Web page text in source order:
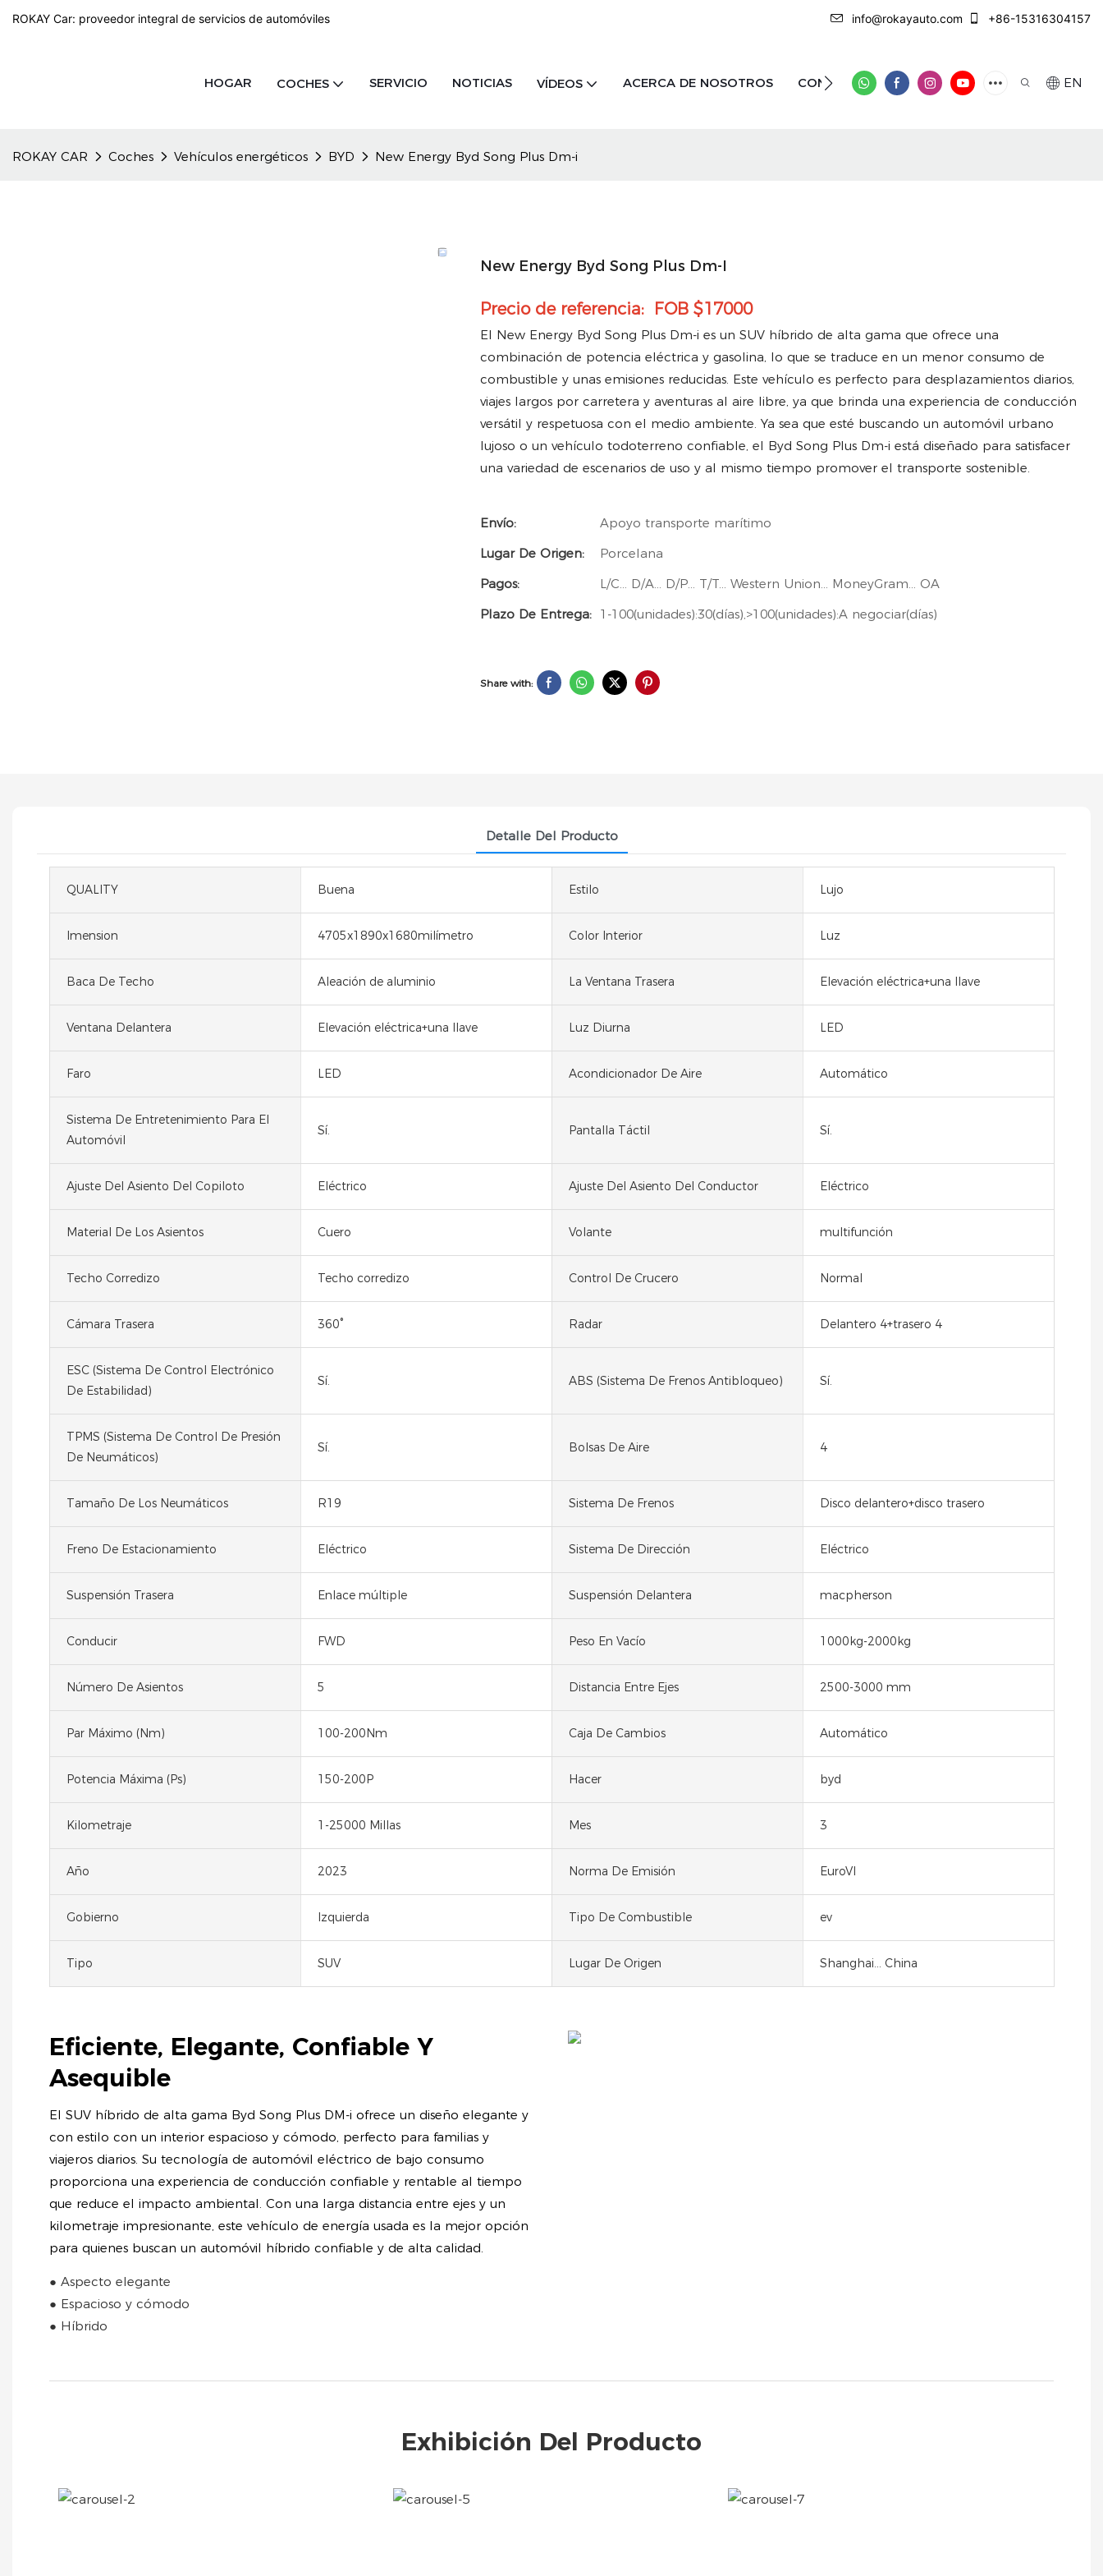
ROKAY Car: proveedor integral de servicios de automóviles info@rokayauto.com +86-15316304157
HOGAR COCHES SERVICIO NOTICIAS VÍDEOS ACERCA DE NOSOTROS CONTÁCTENOS EN
ROKAY CAR Coches Vehículos energéticos BYD New Energy Byd Song Plus Dm-i
New Energy Byd Song Plus Dm-I
Precio de referencia: FOB $17000
El New Energy Byd Song Plus Dm-i es un SUV híbrido de alta gama que ofrece una
combinación de potencia eléctrica y gasolina, lo que se traduce en un menor consumo de
combustible y unas emisiones reducidas. Este vehículo es perfecto para desplazamientos diarios,
viajes largos por carretera y aventuras al aire libre, ya que brinda una experiencia de conducción
versátil y respetuosa con el medio ambiente. Ya sea que esté buscando un automóvil urbano
lujoso o un vehículo todoterreno confiable, el Byd Song Plus Dm-i está diseñado para satisfacer
una variedad de escenarios de uso y al mismo tiempo promover el transporte sostenible.
Envío:
Apoyo transporte marítimo
Lugar De Origen:
Porcelana
Pagos:
L/C... D/A... D/P... T/T... Western Union... MoneyGram... OA
Plazo De Entrega: 1-100(unidades):30(días),>100(unidades):A negociar(días)
Share with:
Detalle Del Producto
QUALITY Buena Estilo Lujo
Imension 4705x1890x1680milímetro Color Interior Luz
Baca De Techo Aleación de aluminio La Ventana Trasera Elevación eléctrica+una llave
Ventana Delantera Elevación eléctrica+una llave Luz Diurna LED
Faro LED Acondicionador De Aire Automático
Sistema De Entretenimiento Para El
Automóvil
Sí. Pantalla Táctil Sí.
Ajuste Del Asiento Del Copiloto Eléctrico Ajuste Del Asiento Del Conductor Eléctrico
Material De Los Asientos Cuero Volante multifunción
Techo Corredizo Techo corredizo Control De Crucero Normal
Cámara Trasera 360° Radar Delantero 4+trasero 4
ESC (Sistema De Control Electrónico
De Estabilidad)
Sí. ABS (Sistema De Frenos Antibloqueo) Sí.
TPMS (Sistema De Control De Presión
De Neumáticos)
Sí. Bolsas De Aire 4
Tamaño De Los Neumáticos R19 Sistema De Frenos Disco delantero+disco trasero
Freno De Estacionamiento Eléctrico Sistema De Dirección Eléctrico
Suspensión Trasera Enlace múltiple Suspensión Delantera macpherson
Conducir FWD Peso En Vacío 1000kg-2000kg
Número De Asientos 5 Distancia Entre Ejes 2500-3000 mm
Par Máximo (Nm) 100-200Nm Caja De Cambios Automático
Potencia Máxima (Ps) 150-200P Hacer byd
Kilometraje 1-25000 Millas Mes 3
Año 2023 Norma De Emisión EuroVI
Gobierno Izquierda Tipo De Combustible ev
Tipo SUV Lugar De Origen Shanghai... China
Eficiente, Elegante, Confiable Y
Asequible
El SUV híbrido de alta gama Byd Song Plus DM-i ofrece un diseño elegante y
con estilo con un interior espacioso y cómodo, perfecto para familias y
viajeros diarios. Su tecnología de automóvil eléctrico de bajo consumo
proporciona una experiencia de conducción confiable y rentable al tiempo
que reduce el impacto ambiental. Con una larga distancia entre ejes y un
kilometraje impresionante, este vehículo de energía usada es la mejor opción
para quienes buscan un automóvil híbrido confiable y de alta calidad.
● Aspecto elegante
● Espacioso y cómodo
● Híbrido
Exhibición Del Producto